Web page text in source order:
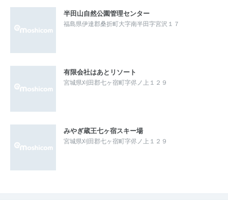
半田山自然公園管理センター
福島県伊達郡桑折町大字南半田字宮沢１７
有限会社はあとリソート
宮城県刈田郡七ヶ宿町字侭ノ上１２９
みやぎ蔵王七ヶ宿スキー場
宮城県刈田郡七ヶ宿町字侭ノ上１２９